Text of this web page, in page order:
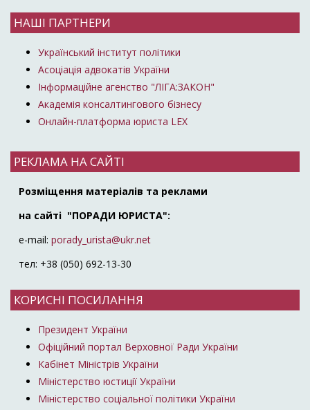
НАШІ ПАРТНЕРИ
Український інститут політики
Асоціація адвокатів України
Інформаційне агенство "ЛІГА:ЗАКОН"
Академія консалтингового бізнесу
Онлайн-платформа юриста LEX
РЕКЛАМА НА САЙТІ
Розміщення матеріалів та реклами
на сайті "ПОРАДИ ЮРИСТА":
e-mail: porady_urista@ukr.net
тел: +38 (050) 692-13-30
КОРИСНІ ПОСИЛАННЯ
Президент України
Офіційний портал Верховної Ради України
Кабінет Міністрів України
Міністерство юстиції України
Міністерство соціальної політики України